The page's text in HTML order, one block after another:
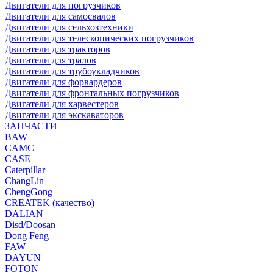
Двигатели для погрузчиков
Двигатели для самосвалов
Двигатели для сельхозтехники
Двигатели для телескопических погрузчиков
Двигатели для тракторов
Двигатели для тралов
Двигатели для трубоукладчиков
Двигатели для форвардеров
Двигатели для фронтальных погрузчиков
Двигатели для харвестеров
Двигатели для экскаваторов
ЗАПЧАСТИ
BAW
CAMC
CASE
Caterpillar
ChangLin
ChengGong
CREATEK (качество)
DALIAN
Disd/Doosan
Dong Feng
FAW
DAYUN
FOTON